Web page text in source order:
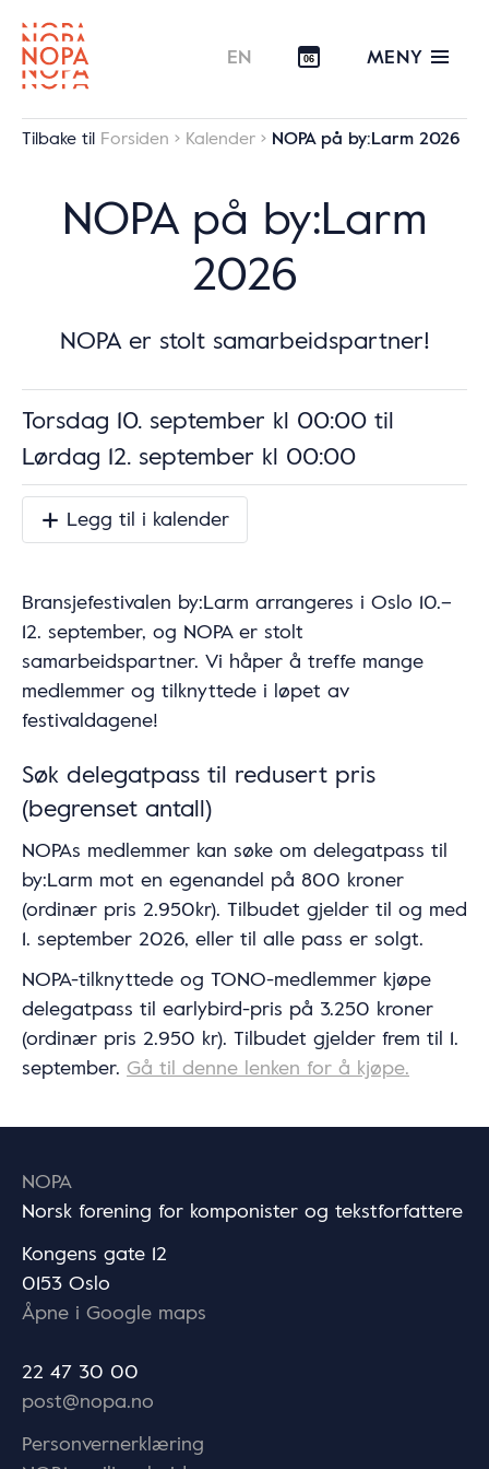
EN 06 MENY
Tilbake til Forsiden Kalender NOPA på by:Larm 2026
NOPA på by:Larm
2026
NOPA er stolt samarbeidspartner!
Torsdag 10. september kl 00:00 til
Lørdag 12. september kl 00:00
Legg til i kalender
Bransjefestivalen by:Larm arrangeres i Oslo 10.–
12. september, og NOPA er stolt
samarbeidspartner. Vi håper å treffe mange
medlemmer og tilknyttede i løpet av
festivaldagene!
Søk delegatpass til redusert pris
(begrenset antall)
NOPAs medlemmer kan søke om delegatpass til
by:Larm mot en egenandel på 800 kroner
(ordinær pris 2.950kr). Tilbudet gjelder til og med
1. september 2026, eller til alle pass er solgt.
NOPA-tilknyttede og TONO-medlemmer kjøpe
delegatpass til earlybird-pris på 3.250 kroner
(ordinær pris 2.950 kr). Tilbudet gjelder frem til 1.
september. Gå til denne lenken for å kjøpe.
NOPA
Norsk forening for komponister og tekstforfattere
Kongens gate 12
0153 Oslo
Åpne i Google maps
22 47 30 00
post@nopa.no
Personvernerklæring